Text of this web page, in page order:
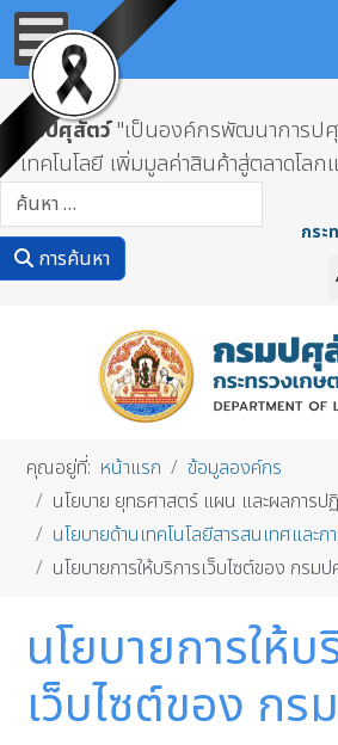
กรมปศุสัตว์"เป็นองค์กรพัฒนาการป
เทคโนโลยี เพิ่มมูลค่าสินค้าสู่ตลาดโลก
การค้นหา
กระ
คุณอยู่ที่: หน้าแรก
ข้อมูลองค์กร
นโยบาย ยุทธศาสตร์ แผน และผลการป
นโยบายด้านเทคโนโลยีสารสนเทศและก
นโยบายการให้บริการเว็บไซต์ของ กรม
นโยบายการให้บ
เว็บไซต์ของ ก